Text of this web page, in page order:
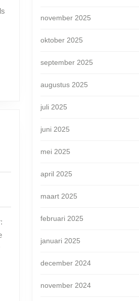
november 2025
oktober 2025
september 2025
augustus 2025
juli 2025
juni 2025
mei 2025
april 2025
maart 2025
februari 2025
januari 2025
december 2024
november 2024